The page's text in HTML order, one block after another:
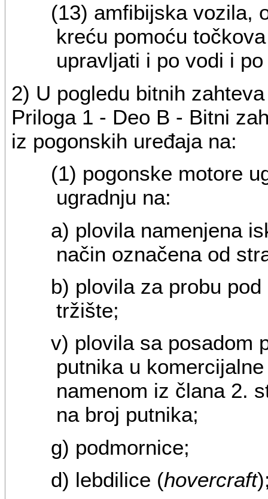
(13) amfibijska vozila,
kreću pomoću
upravljati i po vodi i
2) U pogledu bitnih
Priloga 1 - Deo B - Bitni
iz pogonskih uređaja na:
(1) pogonske motore
ugradnju na:
a) plovila namenjena
način označena od
b) plovila za probu
tržište;
v) plovila sa posadom
putnika u
namenom iz člana 2.
na broj putnika;
g) podmornice;
d) lebdilice (hovercraft